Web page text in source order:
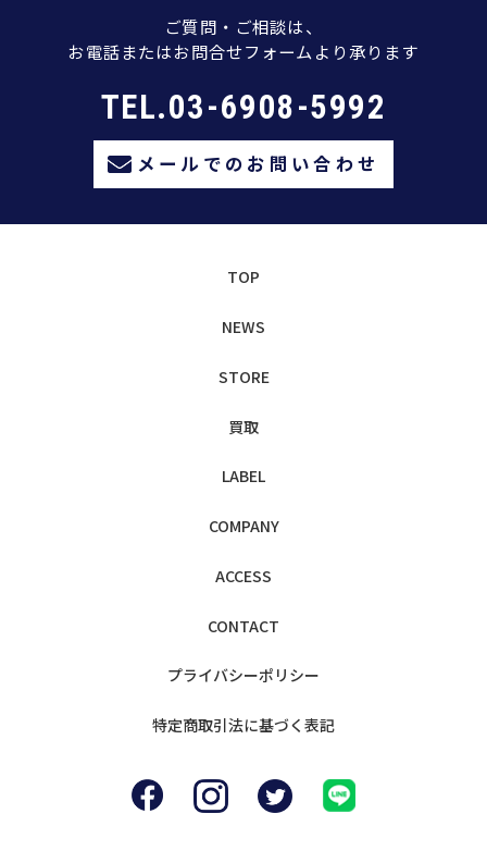
ご質問・ご相談は、
お電話またはお問合せフォームより承ります
TEL.03-6908-5992
メールでのお問い合わせ
TOP
NEWS
STORE
買取
LABEL
COMPANY
ACCESS
CONTACT
プライバシーポリシー
特定商取引法に基づく表記